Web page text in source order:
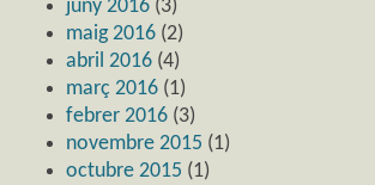
juny 2016 (3)
maig 2016 (2)
abril 2016 (4)
març 2016 (1)
febrer 2016 (3)
novembre 2015 (1)
octubre 2015 (1)